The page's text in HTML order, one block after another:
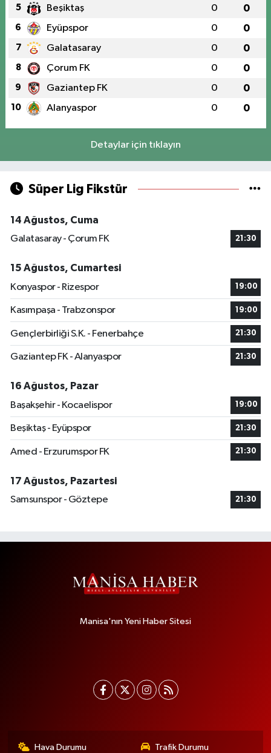
5 Beşiktaş 0 0
6 Eyüpspor 0 0
7 Galatasaray 0 0
8 Çorum FK 0 0
9 Gaziantep FK 0 0
10 Alanyaspor 0 0
Detaylar için tıklayın
Süper Lig Fikstür
14 Ağustos, Cuma
Galatasaray - Çorum FK
21:30
15 Ağustos, Cumartesi
Konyaspor - Rizespor
19:00
Kasımpaşa - Trabzonspor 19:00
Gençlerbirliği S.K. - Fenerbahçe 21:30
Gaziantep FK - Alanyaspor 21:30
16 Ağustos, Pazar
Başakşehir - Kocaelispor
19:00
Beşiktaş - Eyüpspor 21:30
Amed - Erzurumspor FK 21:30
17 Ağustos, Pazartesi
Samsunspor - Göztepe
21:30
Manisa'nın Yeni Haber Sitesi
Hava Durumu Trafik Durumu